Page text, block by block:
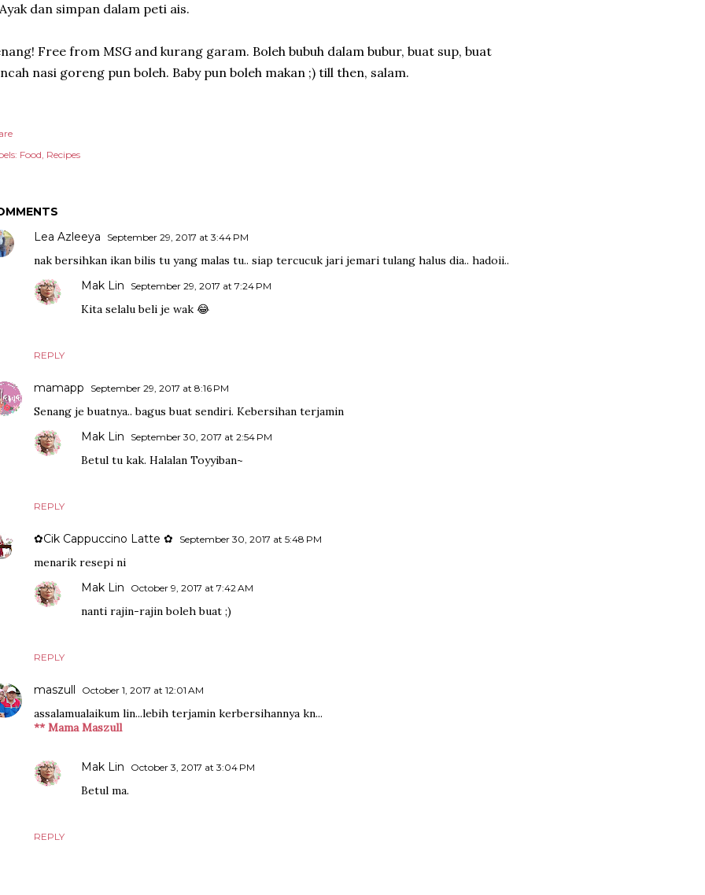
dan simpan dalam peti ais.
Free from MSG and kurang garam. Boleh bubuh dalam bubur, buat sup, buat
nasi goreng pun boleh. Baby pun boleh makan ;) till then, salam.
Food Recipes
Lea Azleeya
September 29, 2017 at 3:44 PM
nak bersihkan ikan bilis tu yang malas tu.. siap tercucuk jari jemari tulang halus dia.. hadoii..
REPLY
Mak Lin September 29, 2017 at 7:24 PM
Kita selalu beli je wak 😂
mamapp September 29, 2017 at 8:16 PM
Senang je buatnya.. bagus buat sendiri. Kebersihan terjamin
REPLY
Mak Lin September 30, 2017 at 2:54 PM
Betul tu kak. Halalan Toyyiban~
✿Cik Cappuccino Latte ✿ September 30, 2017 at 5:48 PM
menarik resepi ni
REPLY
Mak Lin October 9, 2017 at 7:42 AM
nanti rajin-rajin boleh buat ;)
maszull October 1, 2017 at 12:01 AM
assalamualaikum lin...lebih terjamin kerbersihannya kn...
** Mama Maszull
REPLY
Mak Lin October 3, 2017 at 3:04 PM
Betul ma.